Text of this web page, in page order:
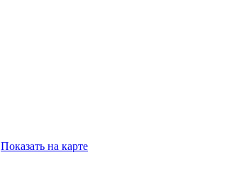
Показать на карте